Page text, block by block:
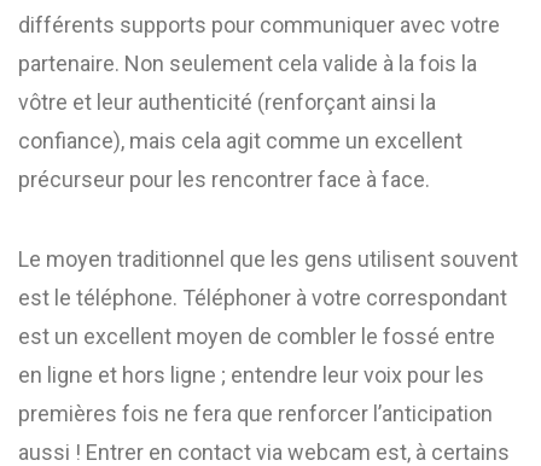
différents supports pour communiquer avec votre
partenaire. Non seulement cela valide à la fois la
vôtre et leur authenticité (renforçant ainsi la
confiance), mais cela agit comme un excellent
précurseur pour les rencontrer face à face.
Le moyen traditionnel que les gens utilisent souvent
est le téléphone. Téléphoner à votre correspondant
est un excellent moyen de combler le fossé entre
en ligne et hors ligne ; entendre leur voix pour les
premières fois ne fera que renforcer l’anticipation
aussi ! Entrer en contact via webcam est, à certains